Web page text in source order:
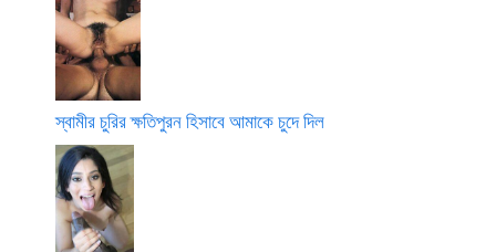
স্বামীর চুরির ক্ষতিপুরন হিসাবে আমাকে চুদে দিল